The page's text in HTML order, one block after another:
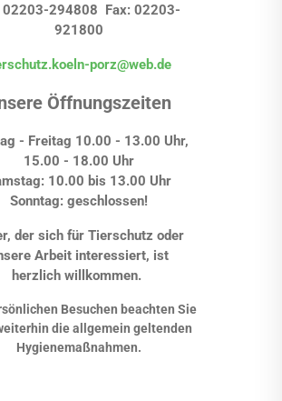
02203-294808 Fax: 02203-
921800
porz@web.de
Öffnungszeiten
- Freitag 10.00 - 13.00 Uhr,
15.00 - 18.00 Uhr
10.00 bis 13.00 Uhr
Sonntag: geschlossen!
der sich für Tierschutz oder
Arbeit interessiert, ist
herzlich willkommen.
Besuchen beachten Sie
die allgemein geltenden
Hygienemaßnahmen.